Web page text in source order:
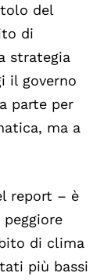
del
di
strategia
il governo
parte per
ma a
report – è
di clima
più bassi